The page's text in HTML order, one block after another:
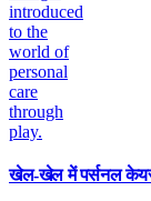
खेल-खेल में पर्सनल